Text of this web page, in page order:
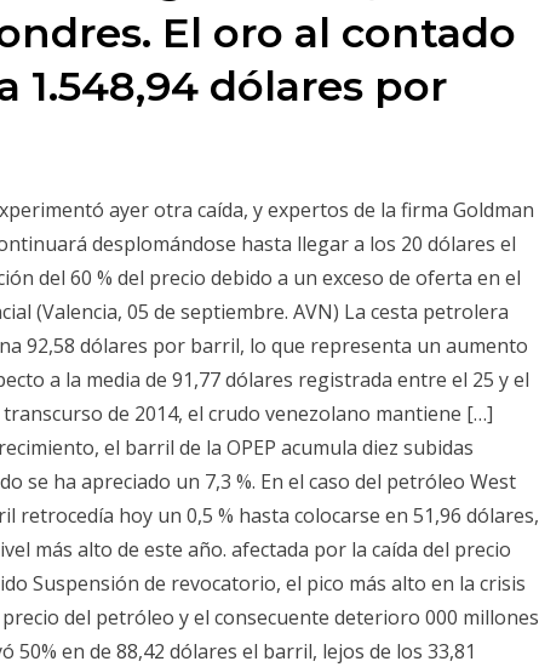
El oro al contado
1.548,94 dólares por
ayer otra caída, y expertos de la firma Goldman
desplomándose hasta llegar a los 20 dólares el
del 60 % del precio debido a un exceso de oferta en el
(Valencia, 05 de septiembre. AVN) La cesta petrolera
92,58 dólares por barril, lo que representa un aumento
a la media de 91,77 dólares registrada entre el 25 y el
de 2014, el crudo venezolano mantiene […]
el barril de la OPEP acumula diez subidas
se ha apreciado un 7,3 %. En el caso del petróleo West
retrocedía hoy un 0,5 % hasta colocarse en 51,96 dólares,
más alto de este año. afectada por la caída del precio
Suspensión de revocatorio, el pico más alto en la crisis
del petróleo y el consecuente deterioro 000 millones
50% en de 88,42 dólares el barril, lejos de los 33,81